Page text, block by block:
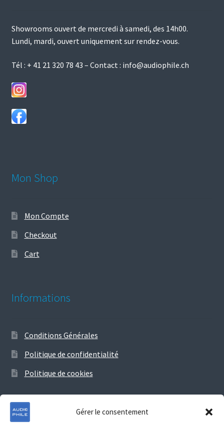
Gérer le consentement
la
page
produit
Showrooms ouvert de mercredi à samedi, des 14h00.
Lundi, mardi, ouvert uniquement sur rendez-vous.
Tél : + 41 21 320 78 43 – Contact : info@audiophile.ch
Mon Shop
Mon Compte
Checkout
Cart
Informations
Conditions Générales
Politique de confidentialité
Politique de cookies